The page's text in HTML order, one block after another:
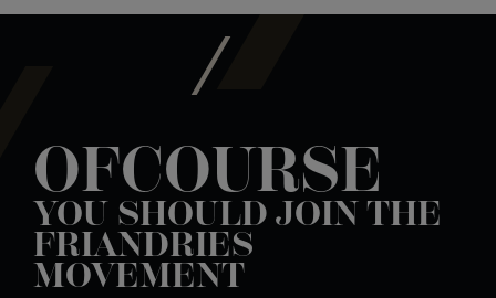
OFCOURSE
YOU SHOULD JOIN THE
FRIANDRIES
MOVEMENT